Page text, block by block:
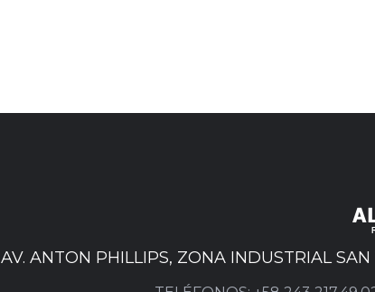
AV. ANTON PHILLIPS, ZONA INDUSTRIAL